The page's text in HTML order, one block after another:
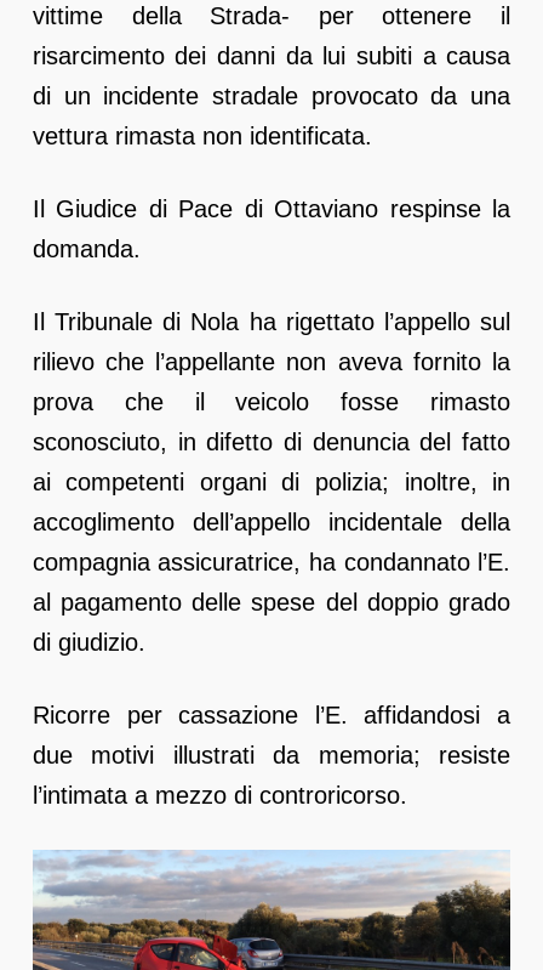
vittime della Strada- per ottenere il
risarcimento dei danni da lui subiti a causa
di un incidente stradale provocato da una
vettura rimasta non identificata.
Il Giudice di Pace di Ottaviano respinse la
domanda.
Il Tribunale di Nola ha rigettato l’appello sul
rilievo che l’appellante non aveva fornito la
prova che il veicolo fosse rimasto
sconosciuto, in difetto di denuncia del fatto
ai competenti organi di polizia; inoltre, in
accoglimento dell’appello incidentale della
compagnia assicuratrice, ha condannato l’E.
al pagamento delle spese del doppio grado
di giudizio.
Ricorre per cassazione l’E. affidandosi a
due motivi illustrati da memoria; resiste
l’intimata a mezzo di controricorso.